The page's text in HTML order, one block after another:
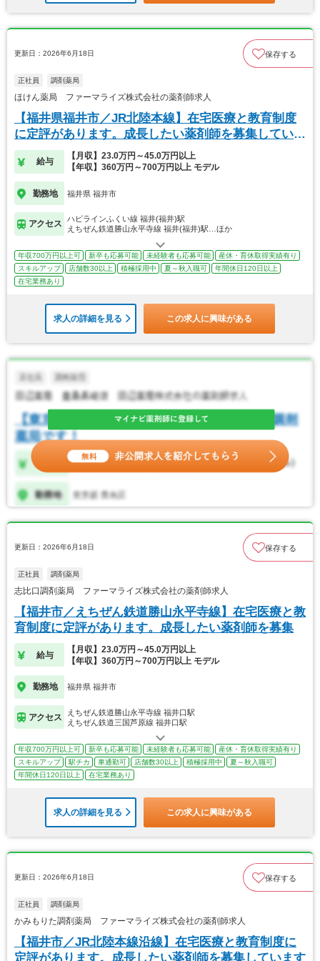
更新日：2026年6月18日 保存する
正社員 調剤薬局
ほけん薬局 ファーマライズ株式会社の薬剤師求人
【福井県福井市／JR北陸本線】在宅医療と教育制度
に定評があります。成長したい薬剤師を募集していま
す
給与
【月収】23.0万円～45.0万円以上
【年収】360万円～700万円以上 モデル
勤務地 福井県 福井市
アクセス
ハピラインふくい線 福井(福井)駅
えちぜん鉄道勝山永平寺線 福井(福井)駅…ほか
年収700万円以上可 新卒も応募可能 未経験者も応募可能
産休・育休取得実績有り
スキルアップ
店舗数30以上 積極採用中 夏～秋入職可
年間休日120日以上
在宅業務あり
求人の詳細を見る この求人に興味がある
更新日：2026年6月18日 保存する
正社員 調剤薬局
志比口調剤薬局 ファーマライズ株式会社の薬剤師求人
【福井市／えちぜん鉄道勝山永平寺線】在宅医療と教
育制度に定評があります。成長したい薬剤師を募集
給与
【月収】23.0万円～45.0万円以上
【年収】360万円～700万円以上 モデル
勤務地 福井県 福井市
アクセス
えちぜん鉄道勝山永平寺線 福井口駅
えちぜん鉄道三国芦原線 福井口駅
年収700万円以上可 新卒も応募可能 未経験者も応募可能
産休・育休取得実績有り
スキルアップ
駅チカ 車通勤可 店舗数30以上 積極採用中
夏～秋入職可
年間休日120日以上
在宅業務あり
求人の詳細を見る この求人に興味がある
更新日：2026年6月18日 保存する
正社員 調剤薬局
かみもりた調剤薬局 ファーマライズ株式会社の薬剤師求人
【福井市／JR北陸本線沿線】在宅医療と教育制度に
定評があります。成長したい薬剤師を募集しています